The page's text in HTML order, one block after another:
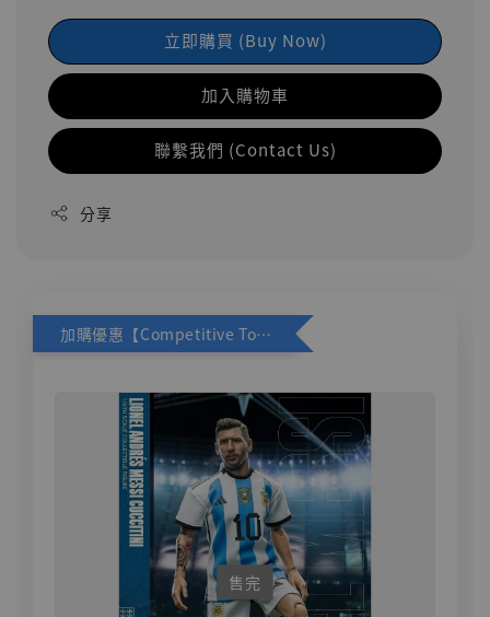
立即購買 (Buy Now)
加入購物車
聯繫我們 (Contact Us)
分享
加購優惠【Competitive Toys 梅西 [CM001]】
售完